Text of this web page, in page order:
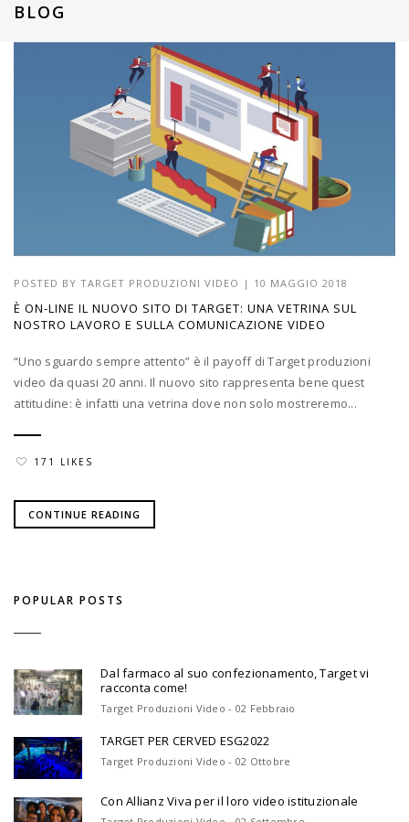
BLOG
POSTED BY TARGET PRODUZIONI VIDEO | 10 MAGGIO 2018
È ON-LINE IL NUOVO SITO DI TARGET: UNA VETRINA SUL
NOSTRO LAVORO E SULLA COMUNICAZIONE VIDEO
“Uno sguardo sempre attento” è il payoff di Target produzioni
video da quasi 20 anni. Il nuovo sito rappresenta bene quest
attitudine: è infatti una vetrina dove non solo mostreremo...
171 LIKES
CONTINUE READING
POPULAR POSTS
Dal farmaco al suo confezionamento, Target vi
racconta come!
Target Produzioni Video - 02 Febbraio
TARGET PER CERVED ESG2022
Target Produzioni Video - 02 Ottobre
Con Allianz Viva per il loro video istituzionale